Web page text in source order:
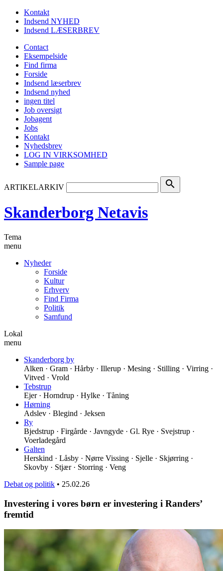
Kontakt
Indsend NYHED
Indsend LÆSERBREV
Contact
Eksempelside
Find firma
Forside
Indsend læserbrev
Indsend nyhed
ingen titel
Job oversigt
Jobagent
Jobs
Kontakt
Nyhedsbrev
LOG IN VIRKSOMHED
Sample page
ARTIKELARKIV search
Skanderborg Netavis
Tema
menu
Nyheder
Forside
Kultur
Erhverv
Find Firma
Politik
Samfund
Lokal
menu
Skanderborg by
Alken · Gram · Hårby · Illerup · Mesing · Stilling · Virring ·
Vitved · Vrold
Tebstrup
Ejer · Horndrup · Hylke · Tåning
Hørning
Adslev · Blegind · Jeksen
Ry
Bjedstrup · Firgårde · Javngyde · Gl. Rye · Svejstrup ·
Voerladegård
Galten
Herskind · Låsby · Nørre Vissing · Sjelle · Skjørring ·
Skovby · Stjær · Storring · Veng
Debat og politik • 25.02.26
Investering i vores børn er investering i Randers’
fremtid